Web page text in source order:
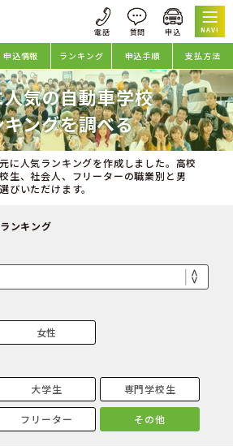
NAVI
申込情報 ランキング 申込手順 支払方法
気の自動車学校
ングを調べる
に人気ランキングを作成しました。高校
生、社会人、フリーターの職業別と男
びいただけます。
ンキング
女性
大学生 専門学校生
フリーター その他